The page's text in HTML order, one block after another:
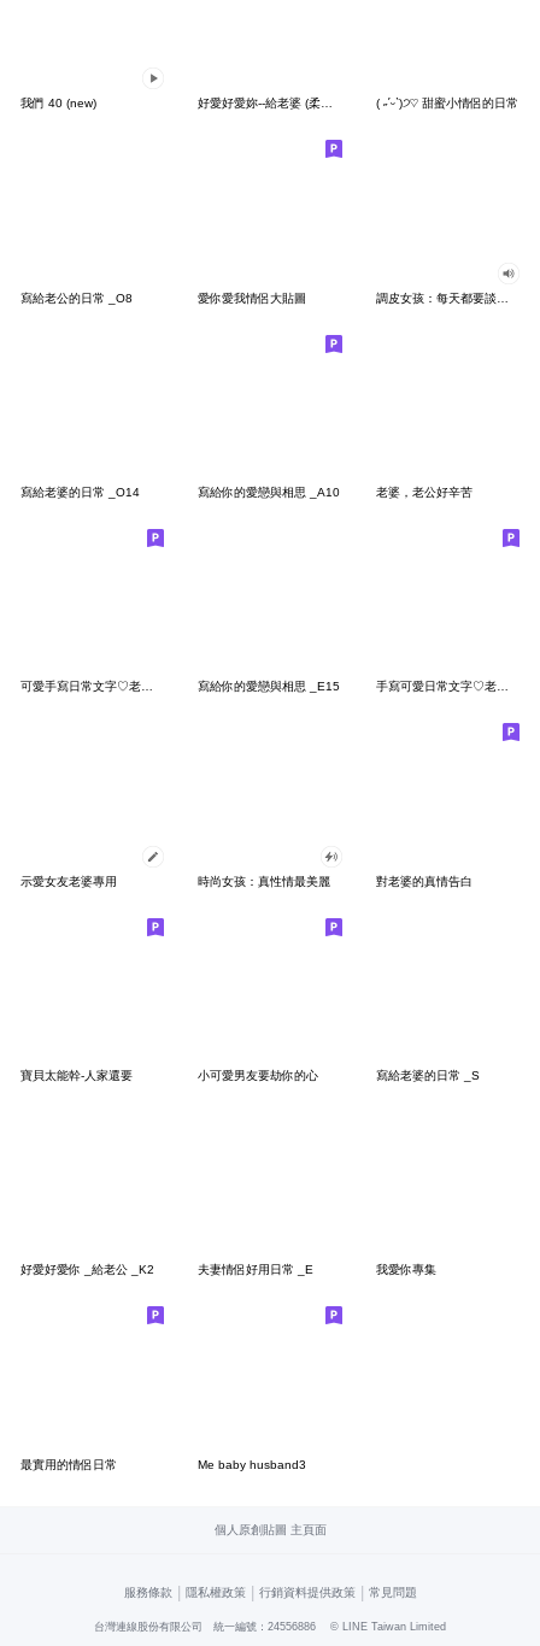
我們 40 (new) 好愛好愛妳--給老婆 (柔情版) ( ˶ˊᵕˋ)੭♡ 甜蜜小情侶的日常
寫給老公的日常 _O8 愛你愛我情侶大貼圖
寫給老婆的日常 _O14 寫給你的愛戀與相思 _A10 老婆，老公好辛苦
可愛手寫日常文字♡老婆♡ 寫給你的愛戀與相思 _E15 手寫可愛日常文字♡老婆♡
示愛女友老婆專用 時尚女孩：真性情最美麗 對老婆的真情告白
寶貝太能幹-人家還要 小可愛男友要劫你的心 寫給老婆的日常 _S
好愛好愛你 _給老公 _K2 夫妻情侶好用日常 _E 我愛你專集
最實用的情侶日常 Me baby husband3
個人原創貼圖 主頁面
服務條款 | 隱私權政策 | 行銷資料提供政策 | 常見問題
台灣連線股份有限公司 統一編號：24556886 © LINE Taiwan Limited